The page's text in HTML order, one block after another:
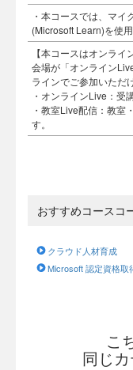
・本コースでは、マイ
(Microsoft Learn)を使用
【本コースはオンライ
会場が「オンライン
ラインでご参加いただ
・オンラインLive：受
・教室Live配信：教室
す。
おすすめコースコ
クラウド人材育成
Microsoft 認定資格取
こ
同じ